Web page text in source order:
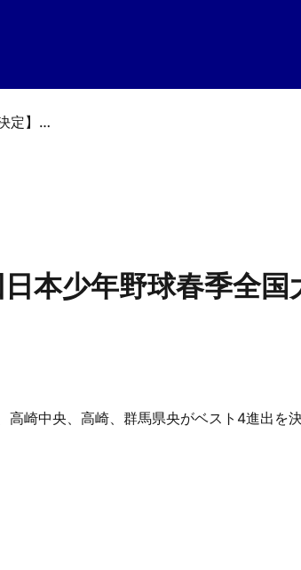
【ベスト4決定】第54回日本少年野球春季全国大会群馬県支部予選
本少年野球春季全
高崎中央、高崎、群馬県央がベスト4進出を